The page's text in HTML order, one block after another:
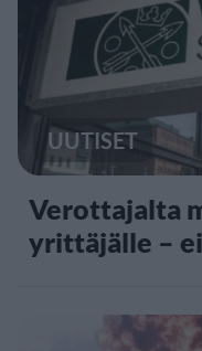
UUTISET
Verottajalta
yrittäjälle –